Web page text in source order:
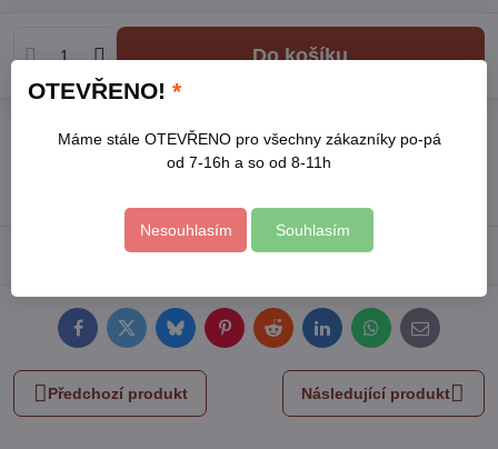
Do košíku
8815214
FacebookTwitterBlueskyPinterestRedditLinkedInWhatsApp
E-
mail
Předchozí produkt Následující produkt
OTEVŘENO! *
Máme stále OTEVŘENO pro všechny zákazníky po-pá
od 7-16h a so od 8-11h
Nesouhlasím Souhlasím